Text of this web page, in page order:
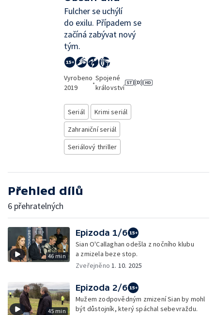
Fulcher se uchýlí
do exilu. Případem se
začíná zabývat nový
tým.
Vyrobeno
2019
•
Spojené
království
Seriál
Krimi seriál
Zahraniční seriál
Seriálový thriller
Přehled dílů
6 přehratelných
46 min
Epizoda 1/6
Sian O'Callaghan odešla z nočního klubu
a zmizela beze stop.
Zveřejněno1. 10. 2025
45 min
Epizoda 2/6
Mužem zodpovědným zmizení Sian by mohl
být důstojník, který spáchal sebevraždu.